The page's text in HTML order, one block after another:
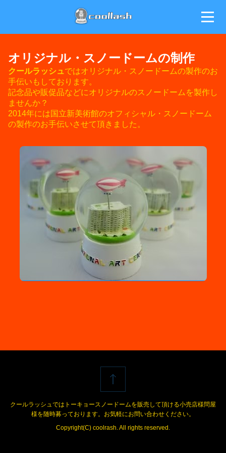
ホーム
商品ページ
トーキョースノードームとは
オリジナルスノードームの制作
オリジナルスノードームキット
スノードーム動画
スノードームの貸し出し
お問合せ
特定商取引法
オリジナル・スノードームの制作
クールラッシュではオリジナル・スノードームの製作のお
手伝いもしております。
記念品や販促品などにオリジナルのスノードームを製作し
ませんか？
2014年には国立新美術館のオフィシャル・スノードーム
の製作のお手伝いさせて頂きました。
クールラッシュではトーキョースノードームを販売して頂ける小売店様問屋
様を随時募っております。お気軽にお問い合わせください。
Copyright(C) coolrash. All rights reserved.